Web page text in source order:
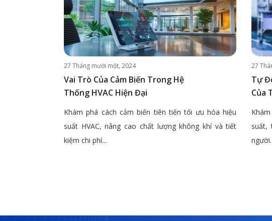
27 Tháng mười một, 2024
Vai Trò Của Cảm Biến Trong Hệ
Thống HVAC Hiện Đại
Khám phá cách cảm biến tiên tiến tối ưu hóa hiệu
suất HVAC, nâng cao chất lượng không khí và tiết
kiệm chi phí...
27
Tự
Của
suất,